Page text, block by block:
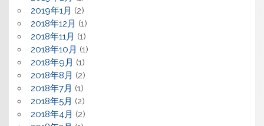
2019年1月 (2)
2018年12月 (1)
2018年11月 (1)
2018年10月 (1)
2018年9月 (1)
2018年8月 (2)
2018年7月 (1)
2018年5月 (2)
2018年4月 (2)